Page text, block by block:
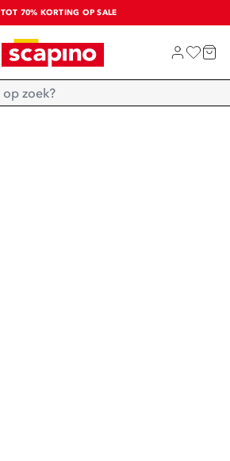
TOT 70% KORTING OP SALE
SALE: LAATSTE KANS!
SHOP NIEUW
Home